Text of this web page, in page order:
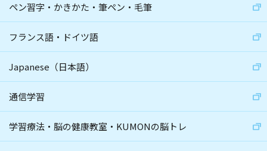
ペン習字・かきかた・筆ペン・毛筆
フランス語・ドイツ語
Japanese（日本語）
通信学習
学習療法・脳の健康教室・KUMONの脳トレ